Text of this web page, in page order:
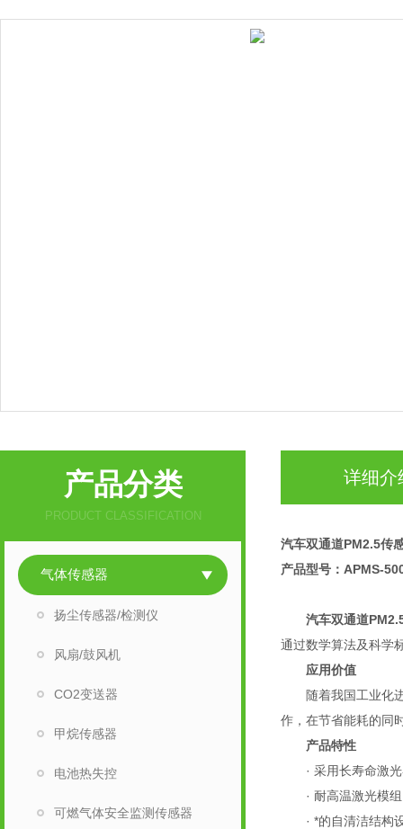
产品分类
PRODUCT CLASSIFICATION
气体传感器
扬尘传感器/检测仪
风扇/鼓风机
CO2变送器
甲烷传感器
电池热失控
可燃气体安全监测传感器
详细介
汽车双通道PM2.5传
产品型号：APMS-
汽车双通道
通过数学算法及科学
应用价值
随着我国工业化进
作，在节省能耗的同
产品特性
· 采用长寿命激光
· 耐高温激光模组
· *的自清洁结构设